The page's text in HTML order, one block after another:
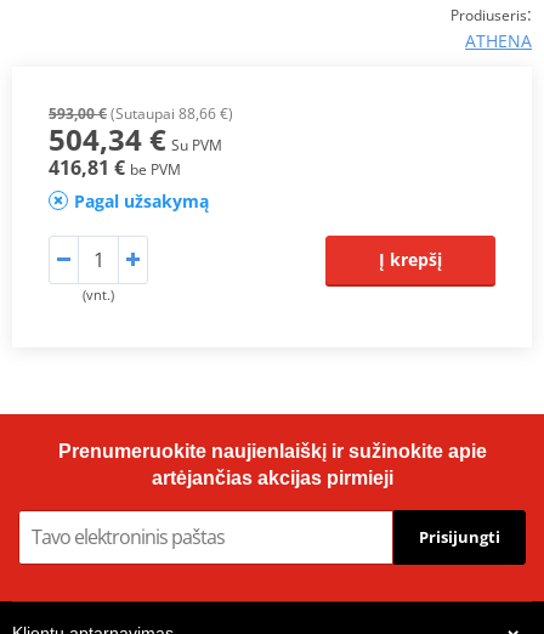
Prodiuseris:
ATHENA
593,00 €(Sutaupai 88,66 €)
504,34 € Su PVM
416,81 € be PVM
Pagal užsakymą
(vnt.)
Į krepšį
Prenumeruokite naujienlaiškį ir sužinokite apie
artėjančias akcijas pirmieji
Prisijungti